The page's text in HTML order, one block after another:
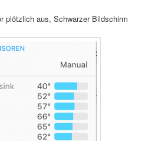
plötzlich aus, Schwarzer Bildschirm